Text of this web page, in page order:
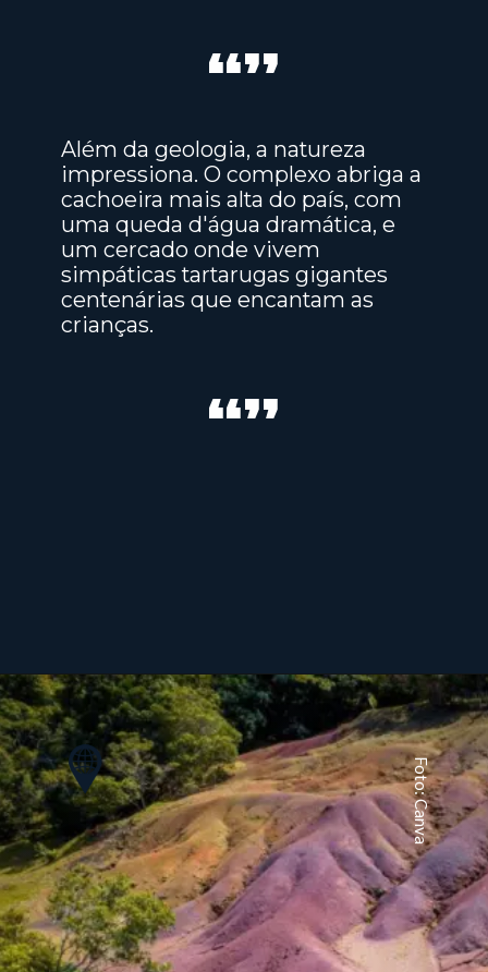
Além da geologia, a natureza
impressiona. O complexo abriga a
cachoeira mais alta do país, com
uma queda d'água dramática, e
um cercado onde vivem
simpáticas tartarugas gigantes
centenárias que encantam as
crianças.
“”
“”
Foto: Canva